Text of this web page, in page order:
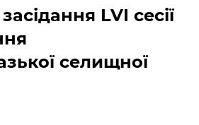
LVI сесії
селищної